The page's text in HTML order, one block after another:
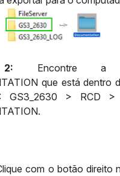
Encontre a
que está dentro
GS3_2630 > RCD
com o botão direito